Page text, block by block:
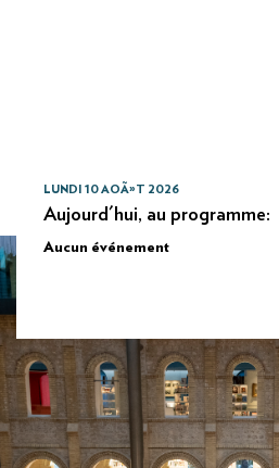
LUNDI 10 AOÃ»T 2026
Aujourd'hui, au programme:
Aucun événement